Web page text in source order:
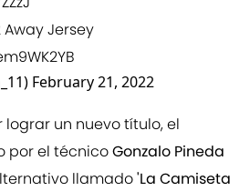
Jersey
February 21, 2022
lograr un nuevo título, el
por el técnicoGonzalo Pineda
llamado'La Camiseta